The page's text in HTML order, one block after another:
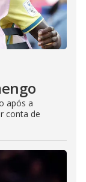
após a
conta de